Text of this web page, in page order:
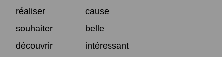
réaliser
cause
souhaiter
belle
découvrir
intéressant